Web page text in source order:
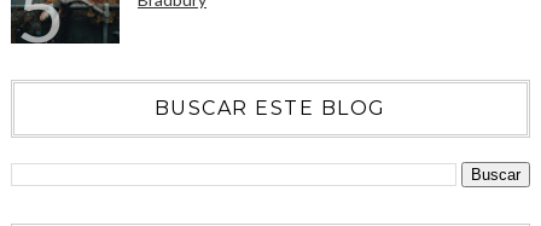
BUSCAR ESTE BLOG